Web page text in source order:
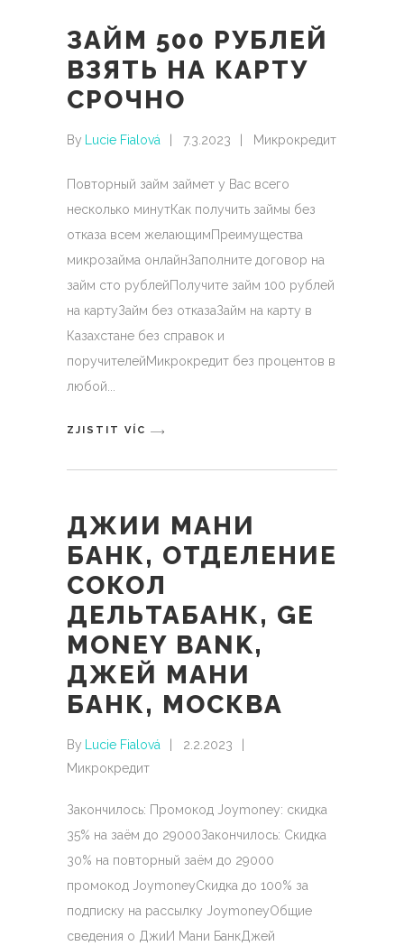
ЗАЙМ 500 РУБЛЕЙ
ВЗЯТЬ НА КАРТУ
СРОЧНО
By Lucie Fialová 7.3.2023 Микрокредит
Повторный займ займет у Вас всего
несколько минутКак получить займы без
отказа всем желающимПреимущества
микрозайма онлайнЗаполните договор на
займ сто рублейПолучите займ 100 рублей
на картуЗайм без отказаЗайм на карту в
Казахстане без справок и
поручителейМикрокредит без процентов в
любой
ZJISTIT VÍC
ДЖИИ МАНИ
БАНК, ОТДЕЛЕНИЕ
СОКОЛ
ДЕЛЬТАБАНК, GE
MONEY BANK,
ДЖЕЙ МАНИ
БАНК, МОСКВА
By Lucie Fialová
2.2.2023
Микрокредит
Закончилось: Промокод Joymoney: скидка
35% на заём до 29000Закончилось: Скидка
30% на повторный заём до 29000
промокод JoymoneyСкидка до 100% за
подписку на рассылку JoymoneyОбщие
сведения о ДжиИ Мани БанкДжей